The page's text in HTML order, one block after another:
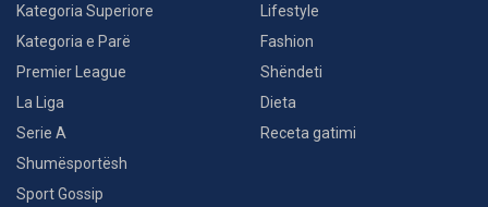
Kategoria Superiore
Kategoria e Parë
Premier League
La Liga
Serie A
Shumësportësh
Sport Gossip
Lifestyle
Fashion
Shëndeti
Dieta
Receta gatimi